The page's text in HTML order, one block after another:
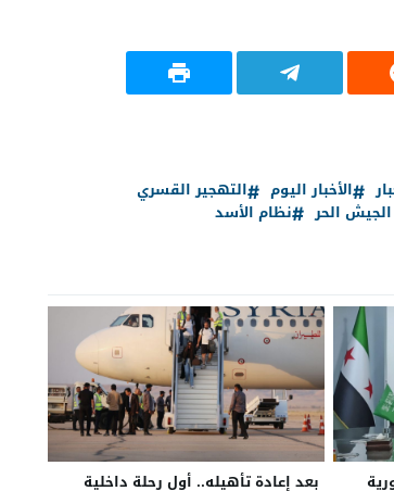
الأخبار اليوم
التهجير القسري
الحر نظام الأسد
بعد إعادة تأهيله.. أول رحلة داخلية